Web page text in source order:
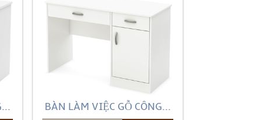
BÀN LÀM VIỆC GỖ CÔNG...